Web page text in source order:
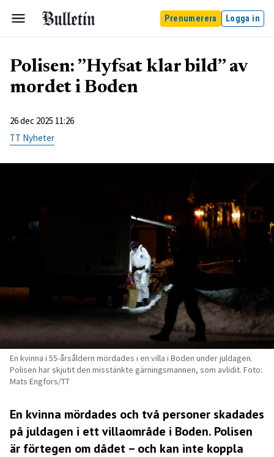
Prenumerera Logga in
Polisen: ”Hyfsat klar bild” av
mordet i Boden
26 dec 2025 11:26
TT Nyheter
En kvinna i 55-årsåldern mördades i en villa i Boden under juldagen.
Polisen har skjutit den misstänkte gärningsmannen, som avlidit. Foto:
Mats Engfors/TT
En kvinna mördades och två personer skadades
på juldagen i ett villaområde i Boden. Polisen
är förtegen om dådet – och kan inte koppla